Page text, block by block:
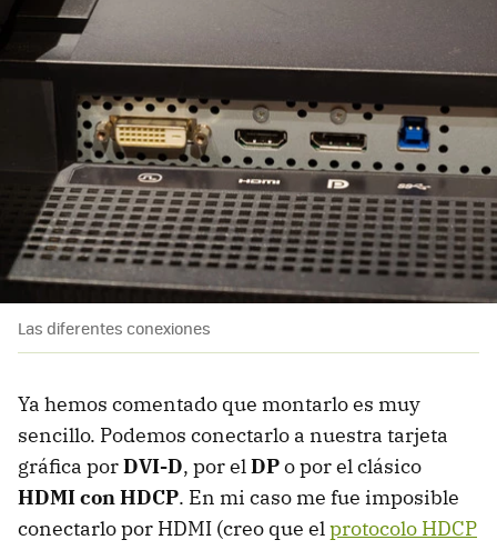
Las diferentes conexiones
Ya hemos comentado que montarlo es muy
sencillo. Podemos conectarlo a nuestra tarjeta
gráfica porDVI-D, por elDPo por el clásico
HDMI con HDCP. En mi caso me fue imposible
conectarlo por HDMI (creo que elprotocolo HDCP